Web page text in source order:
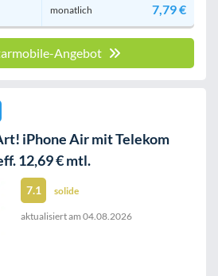
monatlich
7,79 €
Angebot
iPhone Air mit Telekom
12,69 € mtl.
7.1 solide
aktualisiert am 04.08.2026